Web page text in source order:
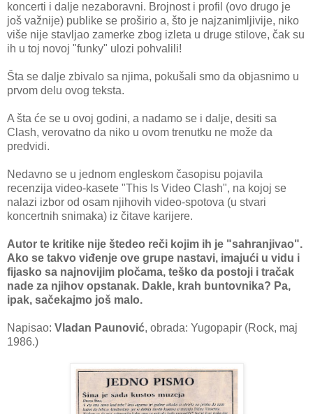
koncerti i dalje nezaboravni. Brojnost i profil (ovo drugo je
još važnije) publike se proširio a, što je najzanimljivije, niko
više nije stavljao zamerke zbog izleta u druge stilove, čak su
ih u toj novoj "funky" ulozi pohvalili!
Šta se dalje zbivalo sa njima, pokušali smo da objasnimo u
prvom delu ovog teksta.
A šta će se u ovoj godini, a nadamo se i dalje, desiti sa
Clash, verovatno da niko u ovom trenutku ne može da
predvidi.
Nedavno se u jednom engleskom časopisu pojavila
recenzija video-kasete "This Is Video Clash", na kojoj se
nalazi izbor od osam njihovih video-spotova (u stvari
koncertnih snimaka) iz čitave karijere.
Autor te kritike nije štedeo reči kojim ih je "sahranjivao".
Ako se takvo viđenje ove grupe nastavi, imajući u vidu i
fijasko sa najnovijim pločama, teško da postoji i tračak
nade za njihov opstanak. Dakle, krah buntovnika? Pa,
ipak, sačekajmo još malo.
Napisao: Vladan Paunović, obrada: Yugopapir (Rock, maj
1986.)